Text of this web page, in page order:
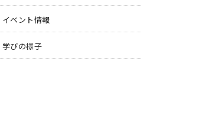
イベント情報
学びの様子